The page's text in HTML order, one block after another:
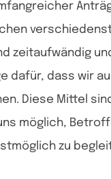
zeitaufwändig
dafür, dass wir
Diese Mittel
möglich,
zu